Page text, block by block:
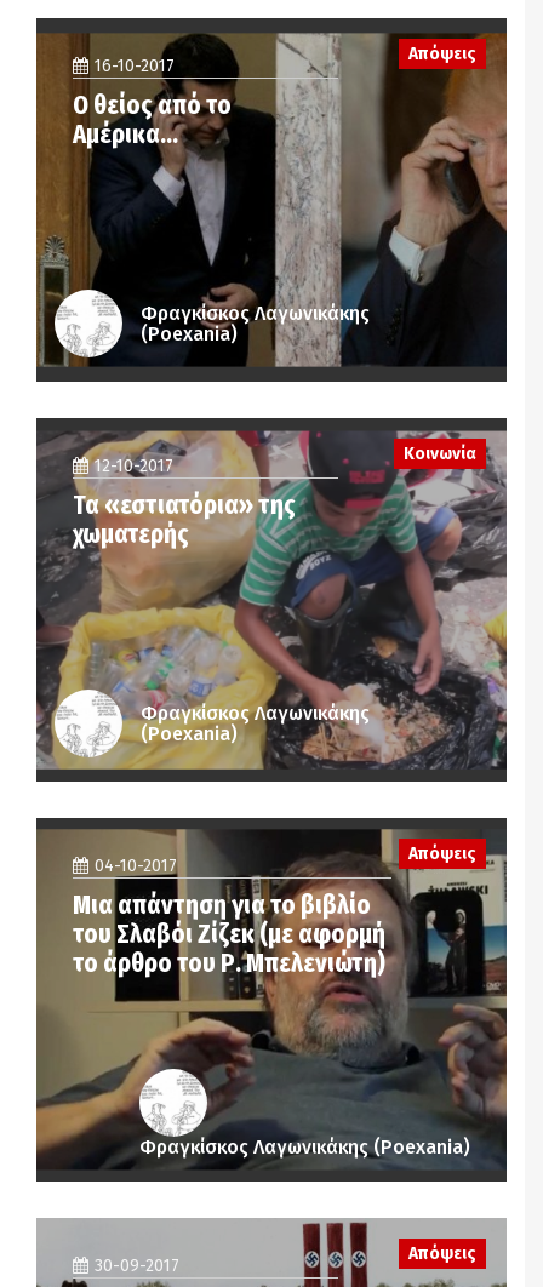
16-10-2017
Ο θείος από το
Αμέρικα…
Απόψεις
Φραγκίσκος Λαγωνικάκης
(Poexania)
12-10-2017
Τα «εστιατόρια» της
χωματερής
Κοινωνία
Φραγκίσκος Λαγωνικάκης
(Poexania)
Απόψεις
04-10-2017
Μια απάντηση για το βιβλίο
του Σλαβόι Ζίζεκ (με αφορμή
το άρθρο του Ρ. Μπελενιώτη)
Φραγκίσκος Λαγωνικάκης (Poexania)
30-09-2017
Απόψεις